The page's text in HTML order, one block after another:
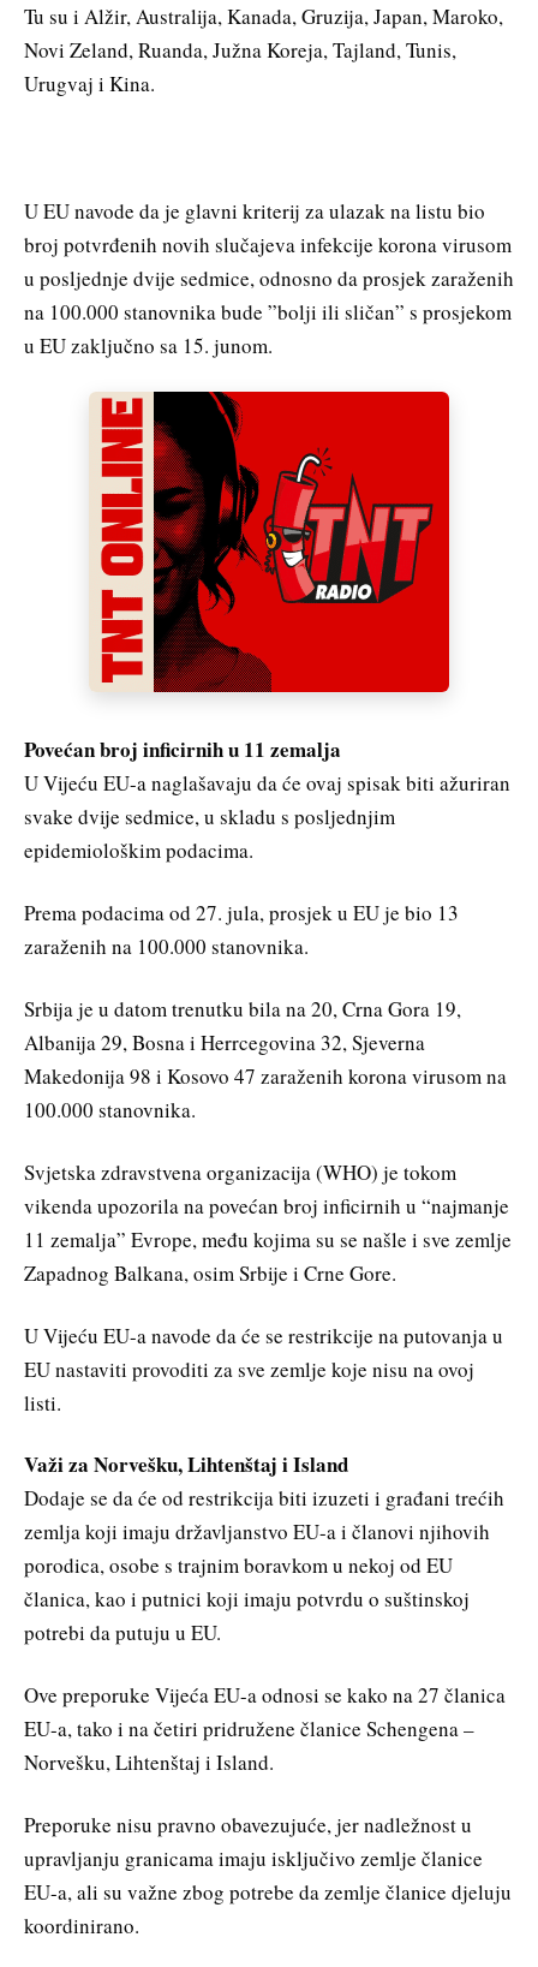
Tu su i Alžir, Australija, Kanada, Gruzija, Japan, Maroko,
Novi Zeland, Ruanda, Južna Koreja, Tajland, Tunis,
Urugvaj i Kina.
U EU navode da je glavni kriterij za ulazak na listu bio
broj potvrđenih novih slučajeva infekcije korona virusom
u posljednje dvije sedmice, odnosno da prosjek zaraženih
na 100.000 stanovnika bude ”bolji ili sličan” s prosjekom
u EU zaključno sa 15. junom.
Povećan broj inficirnih u 11 zemalja
U Vijeću EU-a naglašavaju da će ovaj spisak biti ažuriran
svake dvije sedmice, u skladu s posljednjim
epidemiološkim podacima.
Prema podacima od 27. jula, prosjek u EU je bio 13
zaraženih na 100.000 stanovnika.
Srbija je u datom trenutku bila na 20, Crna Gora 19,
Albanija 29, Bosna i Herrcegovina 32, Sjeverna
Makedonija 98 i Kosovo 47 zaraženih korona virusom na
100.000 stanovnika.
Svjetska zdravstvena organizacija (WHO) je tokom
vikenda upozorila na povećan broj inficirnih u “najmanje
11 zemalja” Evrope, među kojima su se našle i sve zemlje
Zapadnog Balkana, osim Srbije i Crne Gore.
U Vijeću EU-a navode da će se restrikcije na putovanja u
EU nastaviti provoditi za sve zemlje koje nisu na ovoj
listi.
Važi za Norvešku, Lihtenštaj i Island
Dodaje se da će od restrikcija biti izuzeti i građani trećih
zemlja koji imaju državljanstvo EU-a i članovi njihovih
porodica, osobe s trajnim boravkom u nekoj od EU
članica, kao i putnici koji imaju potvrdu o suštinskoj
potrebi da putuju u EU.
Ove preporuke Vijeća EU-a odnosi se kako na 27 članica
EU-a, tako i na četiri pridružene članice Schengena –
Norvešku, Lihtenštaj i Island.
Preporuke nisu pravno obavezujuće, jer nadležnost u
upravljanju granicama imaju isključivo zemlje članice
EU-a, ali su važne zbog potrebe da zemlje članice djeluju
koordinirano.